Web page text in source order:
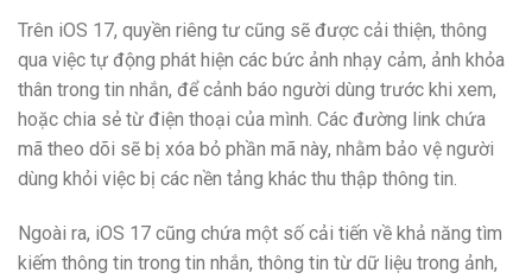
Trên iOS 17, quyền riêng tư cũng sẽ được cải thiện, thông
qua việc tự động phát hiện các bức ảnh nhạy cảm, ảnh khỏa
thân trong tin nhắn, để cảnh báo người dùng trước khi xem,
hoặc chia sẻ từ điện thoại của mình. Các đường link chứa
mã theo dõi sẽ bị xóa bỏ phần mã này, nhằm bảo vệ người
dùng khỏi việc bị các nền tảng khác thu thập thông tin.
Ngoài ra, iOS 17 cũng chứa một số cải tiến về khả năng tìm
kiếm thông tin trong tin nhắn, thông tin từ dữ liệu trong ảnh,